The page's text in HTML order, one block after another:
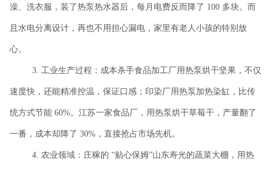
澡、洗衣服，装了热泵热水器后，每月电费反而降了 100 多块。而
且水电分离设计，再也不用担心漏电，家里有老人小孩的特别放
心。
3. 工业生产过程：成本杀手食品加工厂用热泵烘干坚果，不仅
速度快，还能精准控温，保证口感；印染厂用热泵加热染缸，比传
统方式节能 60%。江苏一家食品厂，用热泵烘干草莓干，产量翻了
一番，成本却降了 30%，直接抢占市场先机。
4. 农业领域：庄稼的 “贴心保姆”山东寿光的蔬菜大棚，用热